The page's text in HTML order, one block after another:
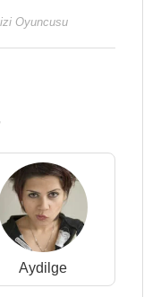
Oyuncusu
Aydilge